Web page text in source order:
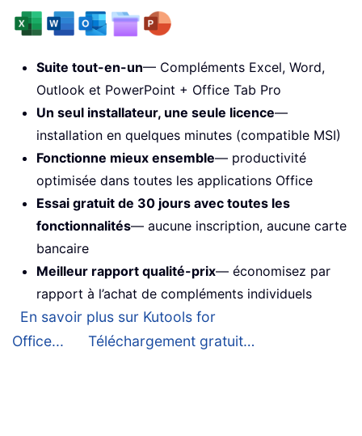
Suite tout-en-un— Compléments Excel, Word,
Outlook et PowerPoint + Office Tab Pro
Un seul installateur, une seule licence—
installation en quelques minutes (compatible MSI)
Fonctionne mieux ensemble— productivité
optimisée dans toutes les applications Office
Essai gratuit de 30 jours avec toutes les
fonctionnalités— aucune inscription, aucune carte
bancaire
Meilleur rapport qualité-prix— économisez par
rapport à l’achat de compléments individuels
En savoir plus sur Kutools for
Office...
Téléchargement gratuit…